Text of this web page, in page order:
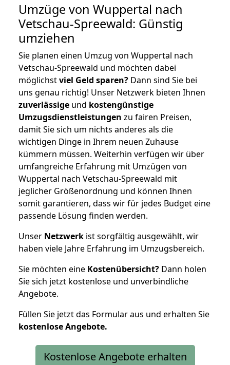
Umzüge von Wuppertal nach
Vetschau-Spreewald: Günstig
umziehen
Sie planen einen Umzug von Wuppertal nach
Vetschau-Spreewald und möchten dabei
möglichstviel Geld sparen? Dann sind Sie bei
uns genau richtig! Unser Netzwerk bieten Ihnen
zuverlässige und kostengünstige
Umzugsdienstleistungen zu fairen Preisen,
damit Sie sich um nichts anderes als die
wichtigen Dinge in Ihrem neuen Zuhause
kümmern müssen. Weiterhin verfügen wir über
umfangreiche Erfahrung mit Umzügen von
Wuppertal nach Vetschau-Spreewald mit
jeglicher Größenordnung und können Ihnen
somit garantieren, dass wir für jedes Budget eine
passende Lösung finden werden.
Unser Netzwerk ist sorgfältig ausgewählt, wir
haben viele Jahre Erfahrung im Umzugsbereich.
Sie möchten eine Kostenübersicht? Dann holen
Sie sich jetzt kostenlose und unverbindliche
Angebote.
Füllen Sie jetzt das Formular aus und erhalten Sie
kostenloseAngebote.
Kostenlose Angebote erhalten